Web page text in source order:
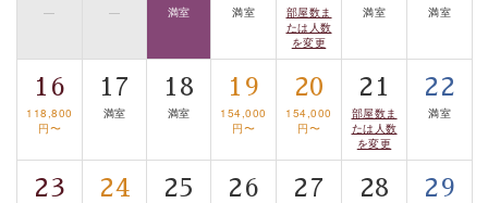
【旅】
■諏訪大社4社を巡る無料参拝バス
豊富な知識を持ったドライバー兼ガイドが諏訪大社をご
案内します。事前ご予約制ですので、ご利用ご希望の方
は【3日前まで】にお電話ください。
※交通規制などにより運行できない日がございます
※年末年始及び御柱祭前後は運行しておりません
— — 満室 満室
部屋数ま
たは人数
を変更
満室 満室
16
118,800
円〜
17
満室
18
満室
19
154,000
円〜
20
154,000
円〜
21
部屋数ま
たは人数
を変更
22
満室
23 24 25 26 27 28 29